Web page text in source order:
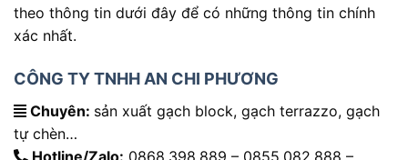
theo thông tin dưới đây để có những thông tin chính
xác nhất.
CÔNG TY TNHH AN CHI PHƯƠNG
Chuyên: sản xuất gạch block, gạch terrazzo, gạch
tự chèn…
Hotline/Zalo: 0868.398.889 – 0855.082.888 –